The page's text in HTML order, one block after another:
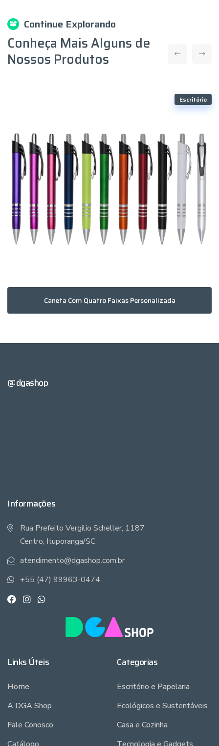
Continue Explorando
Conheça Mais Alguns de
Nossos Produtos
Escritório
Caneta Com Quatro Faixas Personalizada
Informações
Rua Prefeito Vergilio Scheller, 1187
Centro, Ituporanga/SC
atendimento@dgashop.com.br
+55 (47) 99963-0474
Links Úteis
Home
A DGA Shop
Fale Conosco
Categorias
Escritório e Papelaria
Ecológicos e Sustentáveis
Casa e Cozinha
@dgashop